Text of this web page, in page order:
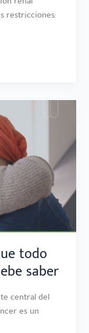
restricciones:
todo
saber
central del
es un